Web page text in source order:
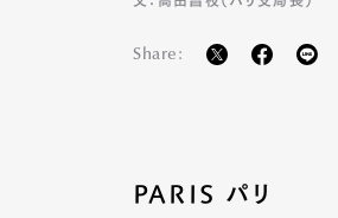
Share:
PARIS パリ